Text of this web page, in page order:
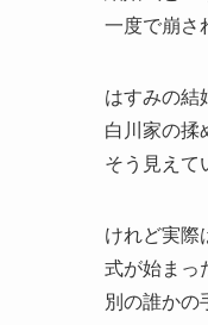
一度で崩さ
はすみの結
白川家の揉
そう見えて
けれど実際
式が始まっ
別の誰かの